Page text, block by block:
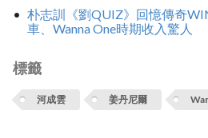
朴志訓《劉QUIZ》回憶傳奇
車、Wanna One時期收入驚人
標籤
河成雲 姜丹尼爾